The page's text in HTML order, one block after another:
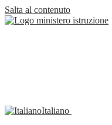
Salta al contenuto
Italiano